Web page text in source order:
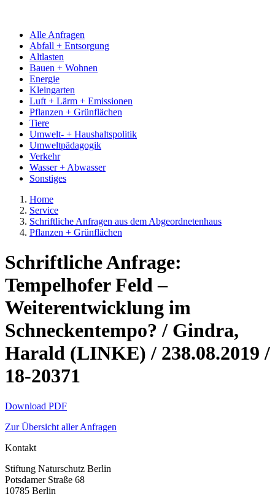
Alle Anfragen
Abfall + Entsorgung
Altlasten
Bauen + Wohnen
Energie
Kleingarten
Luft + Lärm + Emissionen
Pflanzen + Grünflächen
Tiere
Umwelt- + Haushaltspolitik
Umweltpädagogik
Verkehr
Wasser + Abwasser
Sonstiges
Home
Service
Schriftliche Anfragen aus dem Abgeordnetenhaus
Pflanzen + Grünflächen
Schriftliche Anfrage:
Tempelhofer Feld –
Weiterentwicklung im
Schneckentempo? / Gindra,
Harald (LINKE) / 238.08.2019 /
18-20371
Download PDF
Zur Übersicht aller Anfragen
Kontakt
Stiftung Naturschutz Berlin
Potsdamer Straße 68
10785 Berlin